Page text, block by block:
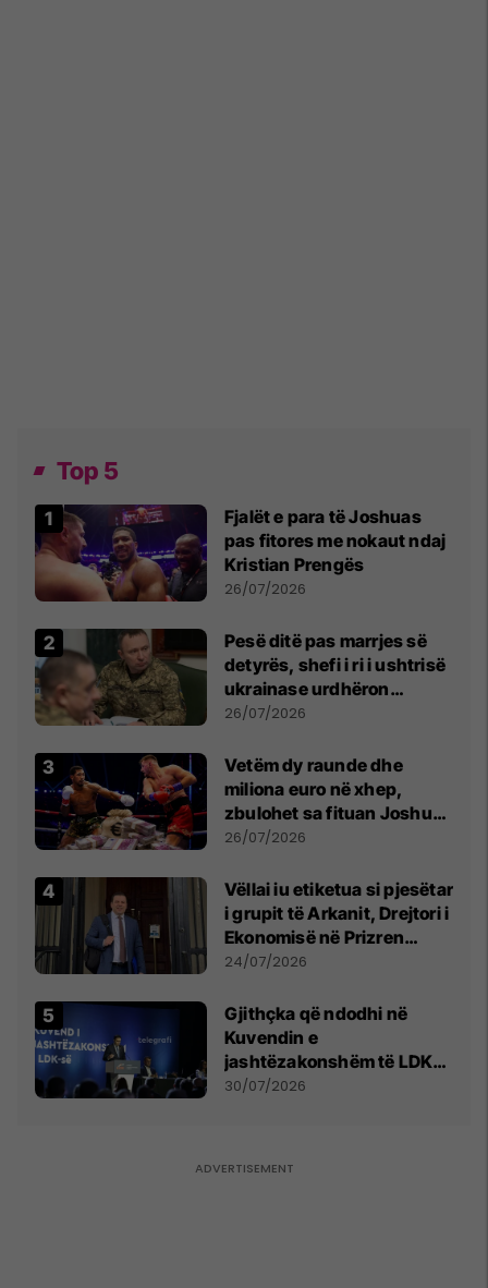
Top 5
Fjalët e para të Joshuas
pas fitores me nokaut ndaj
Kristian Prengës
26/07/2026
Pesë ditë pas marrjes së
detyrës, shefi i ri i ushtrisë
ukrainase urdhëron
kontroll të madh
26/07/2026
Vetëm dy raunde dhe
miliona euro në xhep,
zbulohet sa fituan Joshua
e Prenga
26/07/2026
Vëllai iu etiketua si pjesëtar
i grupit të Arkanit, Drejtori i
Ekonomisë në Prizren
mohon pretendimet
24/07/2026
Gjithçka që ndodhi në
Kuvendin e
jashtëzakonshëm të LDK-
së
30/07/2026